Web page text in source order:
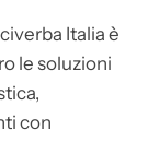
Italia è
le soluzioni
con